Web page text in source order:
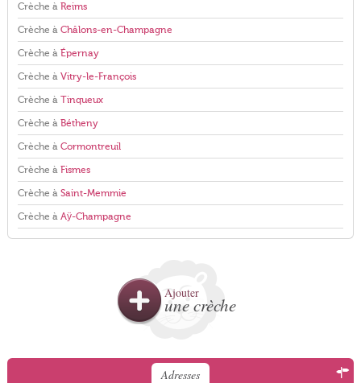
Crèche à Reims
Crèche à Châlons-en-Champagne
Crèche à Épernay
Crèche à Vitry-le-François
Crèche à Tinqueux
Crèche à Bétheny
Crèche à Cormontreuil
Crèche à Fismes
Crèche à Saint-Memmie
Crèche à Aÿ-Champagne
Ajouter
une crèche
Adresses